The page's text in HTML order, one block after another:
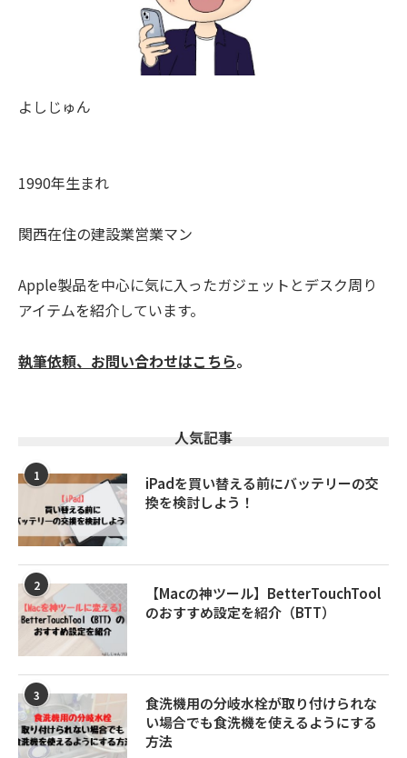
よしじゅん
1990年生まれ
関西在住の建設業営業マン
Apple製品を中心に気に入ったガジェットとデスク周り
アイテムを紹介しています。
執筆依頼、お問い合わせはこちら。
人気記事
1
iPadを買い替える前にバッテリーの交
換を検討しよう！
2
【Macの神ツール】BetterTouchTool
のおすすめ設定を紹介（BTT）
3
食洗機用の分岐水栓が取り付けられな
い場合でも食洗機を使えるようにする
方法